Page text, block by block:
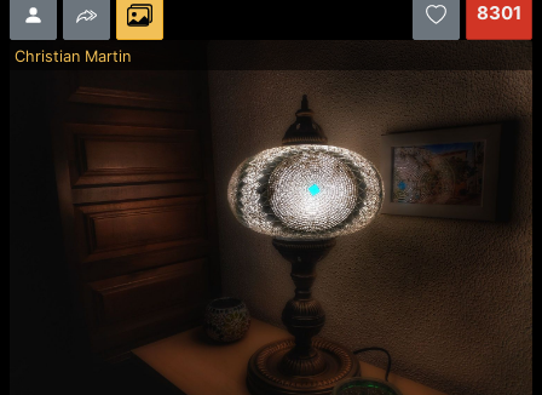
8301
Christian Martin